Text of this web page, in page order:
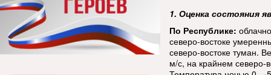
1. Оценка состояния
По Республике:
северо-востоке
северо-востоке туман.
м/с, на крайнем